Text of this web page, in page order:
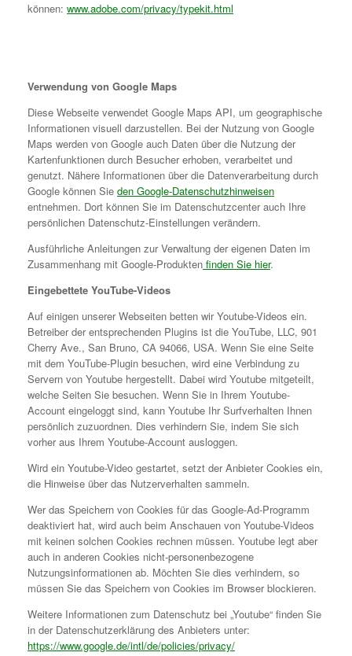
können: www.adobe.com/privacy/typekit.html
Verwendung von Google Maps
Diese Webseite verwendet Google Maps API, um geographische
Informationen visuell darzustellen. Bei der Nutzung von Google
Maps werden von Google auch Daten über die Nutzung der
Kartenfunktionen durch Besucher erhoben, verarbeitet und
genutzt. Nähere Informationen über die Datenverarbeitung durch
Google können Sie den Google-Datenschutzhinweisen
entnehmen. Dort können Sie im Datenschutzcenter auch Ihre
persönlichen Datenschutz-Einstellungen verändern.
Ausführliche Anleitungen zur Verwaltung der eigenen Daten im
Zusammenhang mit Google-Produkten finden Sie hier.
Eingebettete YouTube-Videos
Auf einigen unserer Webseiten betten wir Youtube-Videos ein.
Betreiber der entsprechenden Plugins ist die YouTube, LLC, 901
Cherry Ave., San Bruno, CA 94066, USA. Wenn Sie eine Seite
mit dem YouTube-Plugin besuchen, wird eine Verbindung zu
Servern von Youtube hergestellt. Dabei wird Youtube mitgeteilt,
welche Seiten Sie besuchen. Wenn Sie in Ihrem Youtube-
Account eingeloggt sind, kann Youtube Ihr Surfverhalten Ihnen
persönlich zuzuordnen. Dies verhindern Sie, indem Sie sich
vorher aus Ihrem Youtube-Account ausloggen.
Wird ein Youtube-Video gestartet, setzt der Anbieter Cookies ein,
die Hinweise über das Nutzerverhalten sammeln.
Wer das Speichern von Cookies für das Google-Ad-Programm
deaktiviert hat, wird auch beim Anschauen von Youtube-Videos
mit keinen solchen Cookies rechnen müssen. Youtube legt aber
auch in anderen Cookies nicht-personenbezogene
Nutzungsinformationen ab. Möchten Sie dies verhindern, so
müssen Sie das Speichern von Cookies im Browser blockieren.
Weitere Informationen zum Datenschutz bei „Youtube“ finden Sie
in der Datenschutzerklärung des Anbieters unter:
https://www.google.de/intl/de/policies/privacy/